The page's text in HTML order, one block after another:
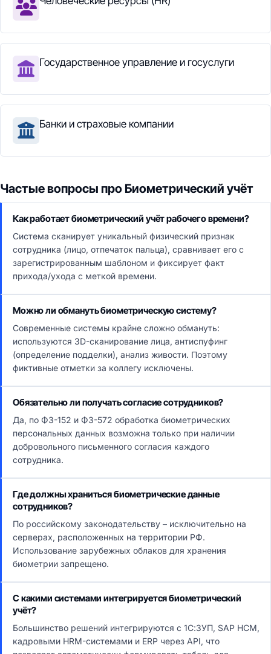
Государственное управление и госуслуги
Банки и страховые компании
Частые вопросы про Биометрический учёт
Как работает биометрический учёт рабочего времени?
Система сканирует уникальный физический признак
сотрудника (лицо, отпечаток пальца), сравнивает его с
зарегистрированным шаблоном и фиксирует факт
прихода/ухода с меткой времени.
Можно ли обмануть биометрическую систему?
Современные системы крайне сложно обмануть:
используются 3D-сканирование лица, антиспуфинг
(определение подделки), анализ живости. Поэтому
фиктивные отметки за коллегу исключены.
Обязательно ли получать согласие сотрудников?
Да, по ФЗ-152 и ФЗ-572 обработка биометрических
персональных данных возможна только при наличии
добровольного письменного согласия каждого
сотрудника.
Где должны храниться биометрические данные
сотрудников?
По российскому законодательству – исключительно на
серверах, расположенных на территории РФ.
Использование зарубежных облаков для хранения
биометрии запрещено.
С какими системами интегрируется биометрический
учёт?
Большинство решений интегрируются с 1С:ЗУП, SAP HCM,
кадровыми HRM-системами и ERP через API, что